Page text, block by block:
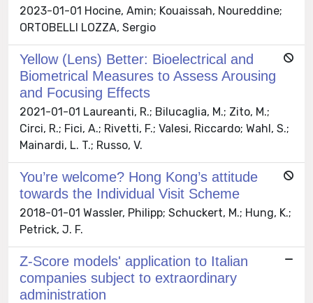
2023-01-01 Hocine, Amin; Kouaissah, Noureddine;
ORTOBELLI LOZZA, Sergio
Yellow (Lens) Better: Bioelectrical and
Biometrical Measures to Assess Arousing
and Focusing Effects
2021-01-01 Laureanti, R.; Bilucaglia, M.; Zito, M.;
Circi, R.; Fici, A.; Rivetti, F.; Valesi, Riccardo; Wahl, S.;
Mainardi, L. T.; Russo, V.
You’re welcome? Hong Kong’s attitude
towards the Individual Visit Scheme
2018-01-01 Wassler, Philipp; Schuckert, M.; Hung, K.;
Petrick, J. F.
Z-Score models' application to Italian
companies subject to extraordinary
administration